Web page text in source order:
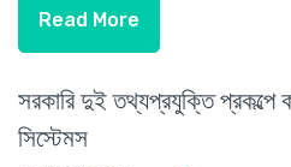
Read More
সরকারি দুই তথ্যপ্রযুক্তি প্রকল্পে
সিস্টেমস